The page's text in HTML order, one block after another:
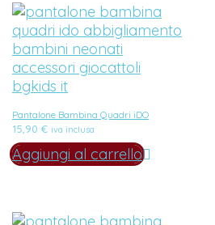
Pantalone Bambina Quadri iDO
15,90 € iva inclusa
Aggiungi al carrello